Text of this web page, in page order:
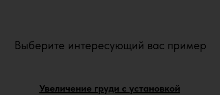
Выберите интересующий вас пример
Увеличение груди с установкой